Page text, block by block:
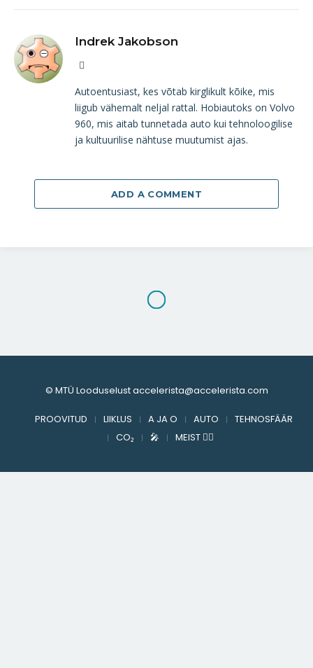
Indrek Jakobson
Autoentusiast, kes võtab kirglikult kõike, mis
liigub vähemalt neljal rattal. Hobiautoks on Volvo
960, mis aitab tunnetada auto kui tehnoloogilise
ja kultuurilise nähtuse muutumist ajas.
ADD A COMMENT
Audi A3 Limousine Sport –
kompaktsedaanide